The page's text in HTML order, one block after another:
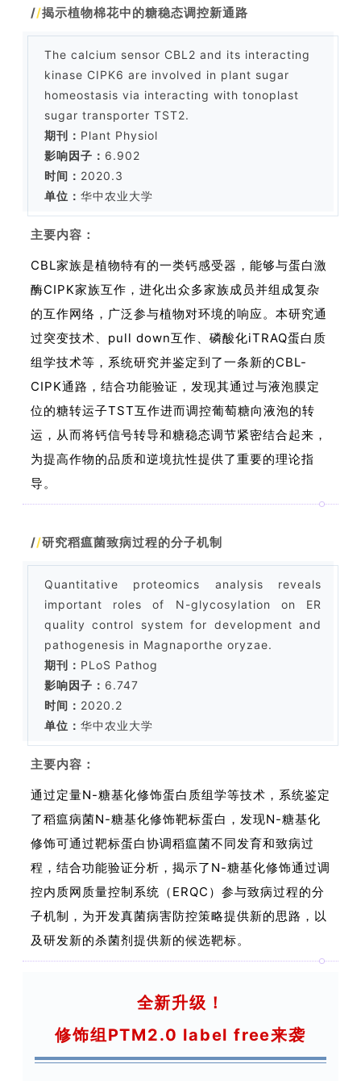
//揭示植物棉花中的糖稳态调控新通路
The calcium sensor CBL2 and its interacting
kinase CIPK6 are involved in plant sugar
homeostasis via interacting with tonoplast
sugar transporter TST2.
期刊： Plant Physiol
影响因子： 6.902
时间： 2020.3
单位： 华中农业大学
主要内容：
CBL家族是植物特有的一类钙感受器，能够与蛋白激
酶CIPK家族互作，进化出众多家族成员并组成复杂
的互作网络，广泛参与植物对环境的响应。本研究通
过突变技术、pull down互作、磷酸化iTRAQ蛋白质
组学技术等，系统研究并鉴定到了一条新的CBL-
CIPK通路，结合功能验证，发现其通过与液泡膜定
位的糖转运子TST互作进而调控葡萄糖向液泡的转
运，从而将钙信号转导和糖稳态调节紧密结合起来，
为提高作物的品质和逆境抗性提供了重要的理论指
导。
//研究稻瘟菌致病过程的分子机制
Quantitative proteomics analysis reveals
important roles of N-glycosylation on ER
quality control system for development and
pathogenesis in Magnaporthe oryzae.
期刊： PLoS Pathog
影响因子： 6.747
时间： 2020.2
单位： 华中农业大学
主要内容：
通过定量N-糖基化修饰蛋白质组学等技术，系统鉴定
了稻瘟病菌N-糖基化修饰靶标蛋白，发现N-糖基化
修饰可通过靶标蛋白协调稻瘟菌不同发育和致病过
程，结合功能验证分析，揭示了N-糖基化修饰通过调
控内质网质量控制系统（ERQC）参与致病过程的分
子机制，为开发真菌病害防控策略提供新的思路，以
及研发新的杀菌剂提供新的候选靶标。
全新升级！
修饰组PTM2.0 label free来袭